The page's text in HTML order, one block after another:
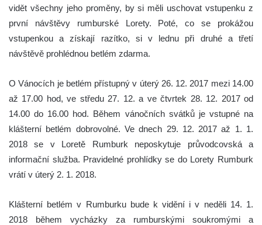
vidět všechny jeho proměny, by si měli uschovat vstupenku z
první návštěvy rumburské Lorety. Poté, co se prokážou
vstupenkou a získají razítko, si v lednu při druhé a třetí
návštěvě prohlédnou betlém zdarma.
O Vánocích je betlém přístupný v úterý 26. 12. 2017 mezi 14.00
až 17.00 hod, ve středu 27. 12. a ve čtvrtek 28. 12. 2017 od
14.00 do 16.00 hod. Během vánočních svátků je vstupné na
klášterní betlém dobrovolné. Ve dnech 29. 12. 2017 až 1. 1.
2018 se v Loretě Rumburk neposkytuje průvodcovská a
informační služba. Pravidelné prohlídky se do Lorety Rumburk
vrátí v úterý 2. 1. 2018.
Klášterní betlém v Rumburku bude k vidění i v neděli 14. 1.
2018 během vycházky za rumburskými soukromými a